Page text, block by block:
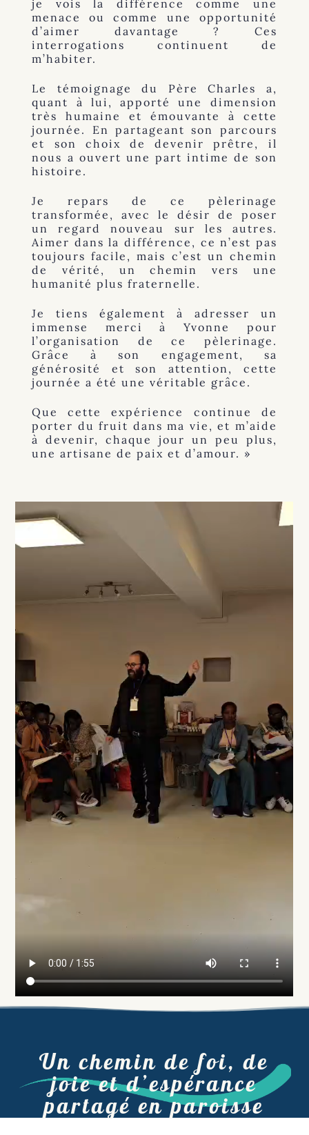
je vois la différence comme une
menace ou comme une opportunité
d’aimer davantage ? Ces
interrogations continuent de
m’habiter.
Le témoignage du Père Charles a,
quant à lui, apporté une dimension
très humaine et émouvante à cette
journée. En partageant son parcours
et son choix de devenir prêtre, il
nous a ouvert une part intime de son
histoire.
Je repars de ce pèlerinage
transformée, avec le désir de poser
un regard nouveau sur les autres.
Aimer dans la différence, ce n’est pas
toujours facile, mais c’est un chemin
de vérité, un chemin vers une
humanité plus fraternelle.
Je tiens également à adresser un
immense merci à Yvonne pour
l’organisation de ce pèlerinage.
Grâce à son engagement, sa
générosité et son attention, cette
journée a été une véritable grâce.
Que cette expérience continue de
porter du fruit dans ma vie, et m’aide
à devenir, chaque jour un peu plus,
une artisane de paix et d’amour. »
Un chemin de foi, de
joie et d’espérance
partagé en paroisse